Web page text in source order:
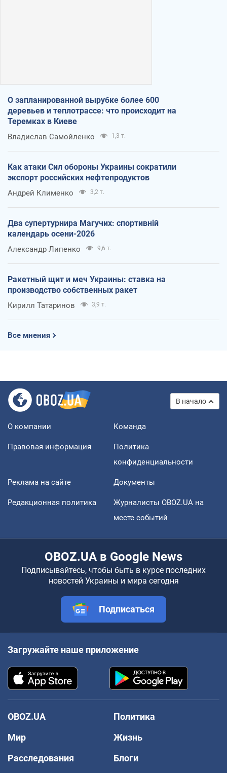
О запланированной вырубке более 600
деревьев и теплотрассе: что происходит на
Теремках в Киеве
Владислав Самойленко 1,3 т.
Как атаки Сил обороны Украины сократили
экспорт российских нефтепродуктов
Андрей Клименко 3,2 т.
Два супертурнира Магучих: спортивній
календарь осени-2026
Александр Липенко 9,6 т.
Ракетный щит и меч Украины: ставка на
производство собственных ракет
Кирилл Татаринов 3,9 т.
Все мнения
В начало
О компании Команда
Правовая информация
Политика
конфиденциальности
Реклама на сайте Документы
Редакционная политика
Журналисты OBOZ.UA на
месте событий
OBOZ.UA в Google News
Подписывайтесь, чтобы быть в курсе последних
новостей Украины и мира сегодня
Подписаться
Загружайте наше приложение
OBOZ.UA
Политика
Мир
Жизнь
Расследования
Блоги